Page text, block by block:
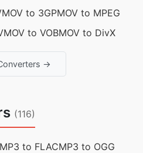
MOV to 3GPMOV to MPEG
MOV to VOBMOV to DivX
→
(116)
MP3 to FLACMP3 to OGG